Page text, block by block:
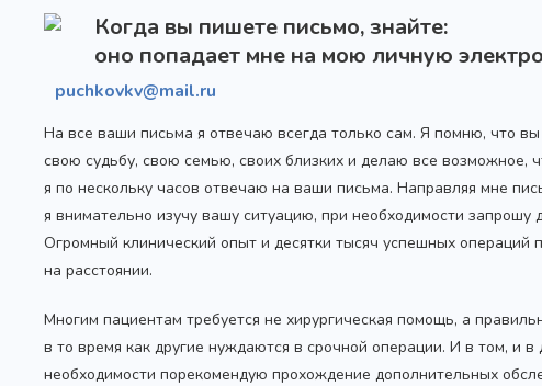
Когда вы пишете письмо, знайте:
оно попадает мне на мою личную
puchkovkv@mail.ru
На все ваши письма я отвечаю всегда только сам. Я помню, что
свою судьбу, свою семью, своих близких и делаю все
я по нескольку часов отвечаю на ваши письма. Направляя мне
я внимательно изучу вашу ситуацию, при необходимости
Огромный клинический опыт и десятки тысяч успешных
на расстоянии.
Многим пациентам требуется не хирургическая помощь, а
в то время как другие нуждаются в срочной операции. И в том, и
необходимости порекомендую прохождение дополнительных